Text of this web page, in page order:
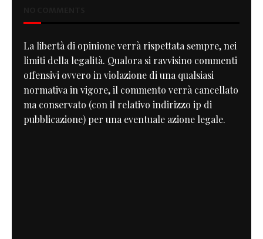
La libertà di opinione verrà rispettata sempre, nei
limiti della legalità. Qualora si ravvisino commenti
offensivi ovvero in violazione di una qualsiasi
normativa in vigore, il commento verrà cancellato
ma conservato (con il relativo indirizzo ip di
pubblicazione) per una eventuale azione legale.